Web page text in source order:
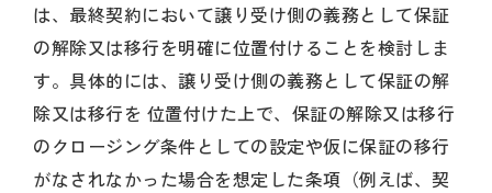
は、最終契約において譲り受け側の義務として保証
の解除又は移行を明確に位置付けることを検討しま
す。具体的には、譲り受け側の義務として保証の解
除又は移行を 位置付けた上で、保証の解除又は移行
のクロージング条件としての設定や仮に保証の移行
がなされなかった場合を想定した条項（例えば、契